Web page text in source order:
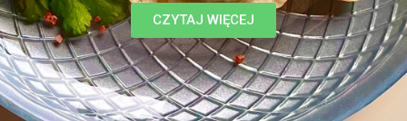
CZYTAJ WIĘCEJ